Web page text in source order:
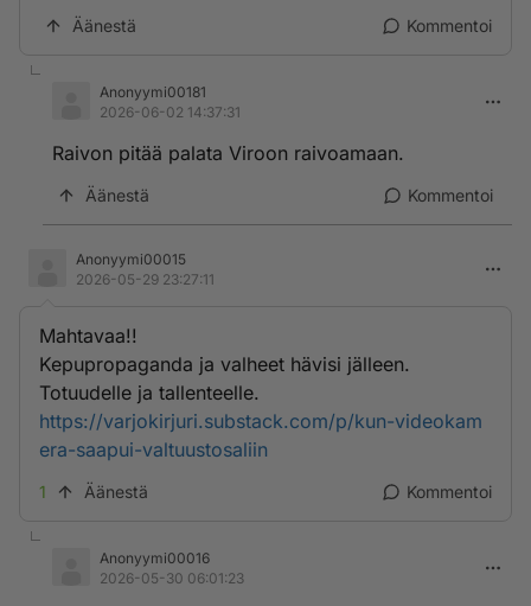
Äänestä Kommentoi
Anonyymi00181
2026-06-02 14:37:31
Raivon pitää palata Viroon raivoamaan.
Äänestä Kommentoi
Anonyymi00015
2026-05-29 23:27:11
Mahtavaa!!
Kepupropaganda ja valheet hävisi jälleen.
Totuudelle ja tallenteelle.
https://varjokirjuri.substack.com/p/kun-videokam
era-saapui-valtuustosaliin
1 Äänestä Kommentoi
Anonyymi00016
2026-05-30 06:01:23